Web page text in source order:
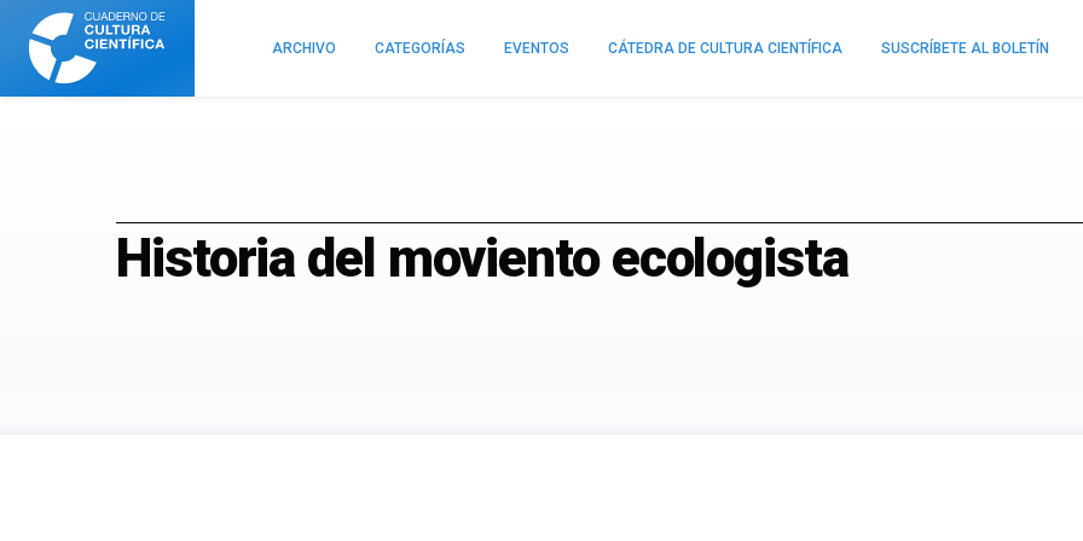
Cuaderno
Cultura
Científica
ARCHIVO CATEGORÍAS EVENTOS CÁTEDRA DE CULTURA CIENTÍFICA SUSCRÍBETE AL BOLETÍN
Historia del moviento ecologista